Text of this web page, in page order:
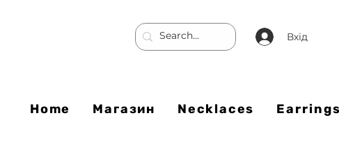
Вхід
Home Магазин Necklaces Earrings